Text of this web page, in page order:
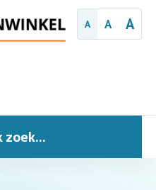
A A A
zoek...